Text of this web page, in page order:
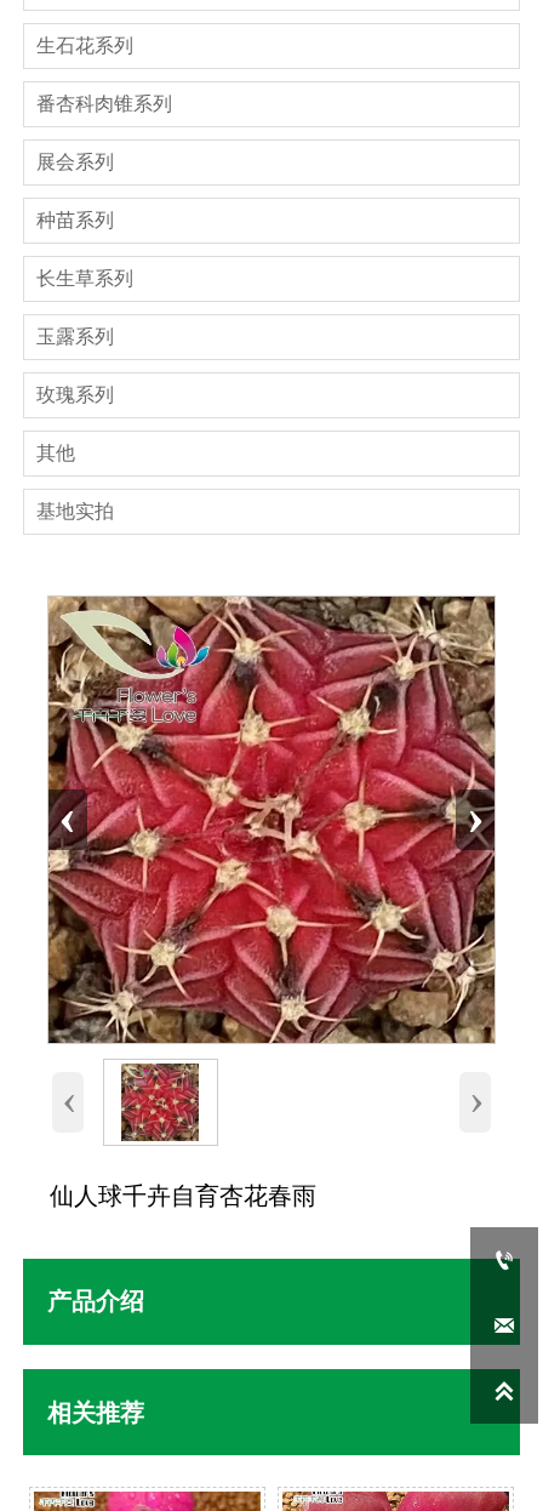
生石花系列
番杏科肉锥系列
展会系列
种苗系列
长生草系列
玉露系列
玫瑰系列
其他
基地实拍
‹ ›
‹ ›
仙人球千卉自育杏花春雨
产品介绍
相关推荐


